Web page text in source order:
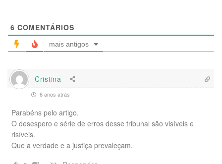
6 COMENTÁRIOS
mais antigos
Cristina
6 anos atrás
Parabéns pelo artigo.
O desespero e série de erros desse tribunal são visíveis e
risíveis.
Que a verdade e a justiça prevaleçam.